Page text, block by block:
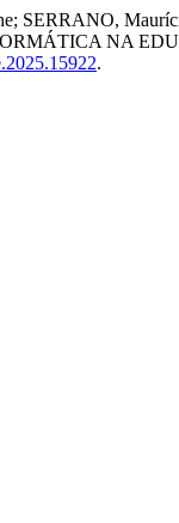
SERRANO,
NA
.